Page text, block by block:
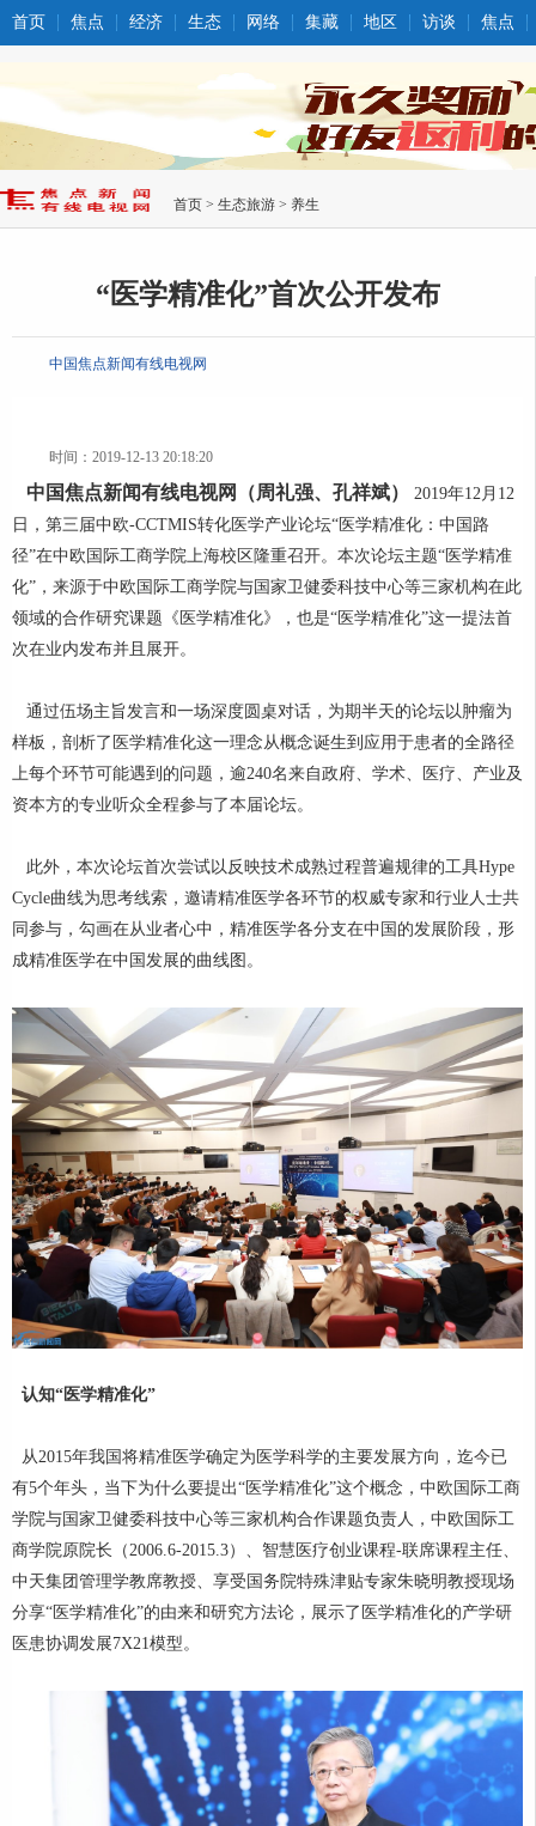
首页 焦点 经济 生态 网络 集藏 地区 访谈 焦点
首页 > 生态旅游 > 养生
“医学精准化”首次公开发布
中国焦点新闻有线电视网
时间：2019-12-13 20:18:20
中国焦点新闻有线电视网（周礼强、孔祥斌）
2019年12月12
日，第三届中欧-CCTMIS转化医学产业论坛“医学精准化：中国路
径”在中欧国际工商学院上海校区隆重召开。本次论坛主题“医学精准
化”，来源于中欧国际工商学院与国家卫健委科技中心等三家机构在此
领域的合作研究课题《医学精准化》，也是“医学精准化”这一提法首
次在业内发布并且展开。
通过伍场主旨发言和一场深度圆桌对话，为期半天的论坛以肿瘤为
样板，剖析了医学精准化这一理念从概念诞生到应用于患者的全路径
上每个环节可能遇到的问题，逾240名来自政府、学术、医疗、产业及
资本方的专业听众全程参与了本届论坛。
此外，本次论坛首次尝试以反映技术成熟过程普遍规律的工具Hype
Cycle曲线为思考线索，邀请精准医学各环节的权威专家和行业人士共
同参与，勾画在从业者心中，精准医学各分支在中国的发展阶段，形
成精准医学在中国发展的曲线图。
认知“医学精准化”
从2015年我国将精准医学确定为医学科学的主要发展方向，迄今已
有5个年头，当下为什么要提出“医学精准化”这个概念，中欧国际工商
学院与国家卫健委科技中心等三家机构合作课题负责人，中欧国际工
商学院原院长（2006.6-2015.3）、智慧医疗创业课程-联席课程主任、
中天集团管理学教席教授、享受国务院特殊津贴专家朱晓明教授现场
分享“医学精准化”的由来和研究方法论，展示了医学精准化的产学研
医患协调发展7X21模型。